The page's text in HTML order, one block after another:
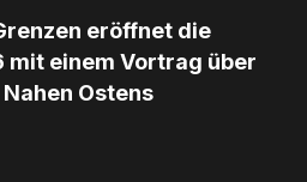
eröffnet die
einem Vortrag über
Ostens